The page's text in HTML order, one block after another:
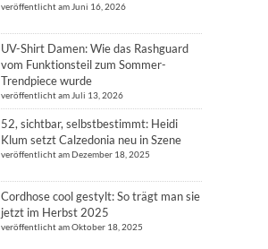
veröffentlicht am Juni 16, 2026
UV-Shirt Damen: Wie das Rashguard
vom Funktionsteil zum Sommer-
Trendpiece wurde
veröffentlicht am Juli 13, 2026
52, sichtbar, selbstbestimmt: Heidi
Klum setzt Calzedonia neu in Szene
veröffentlicht am Dezember 18, 2025
Cordhose cool gestylt: So trägt man sie
jetzt im Herbst 2025
veröffentlicht am Oktober 18, 2025